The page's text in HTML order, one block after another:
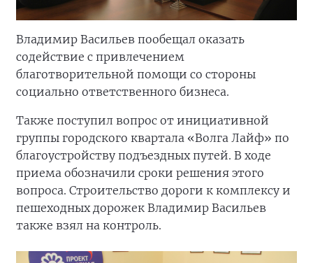
Владимир Васильев пообещал оказать
содействие с привлечением
благотворительной помощи со стороны
социально ответственного бизнеса.
Также поступил вопрос от инициативной
группы городского квартала «Волга Лайф» по
благоустройству подъездных путей. В ходе
приема обозначили сроки решения этого
вопроса. Строительство дороги к комплексу и
пешеходных дорожек Владимир Васильев
также взял на контроль.